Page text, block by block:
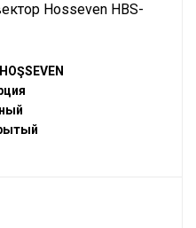
Hosseven HBS-
HOŞSEVEN